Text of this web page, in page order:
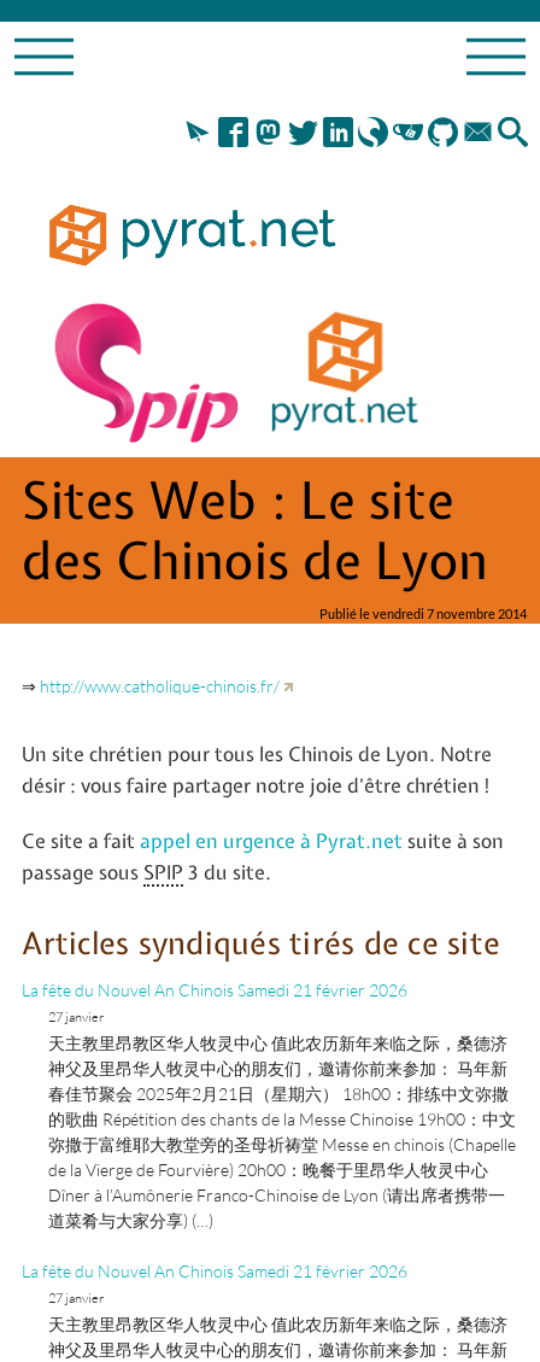
Sites Web : Le site
des Chinois de Lyon
Publié le vendredi 7 novembre 2014
⇒ http://www.catholique-chinois.fr/
Un site chrétien pour tous les Chinois de Lyon. Notre
désir : vous faire partager notre joie d’être chrétien !
Ce site a faitappel en urgence à Pyrat.net suite à son
passage sous SPIP 3 du site.
Articles syndiqués tirés de ce site
La fête du Nouvel An Chinois Samedi 21 février 2026
27 janvier
天主教里昂教区华人牧灵中心 值此农历新年来临之际，桑德济
神父及里昂华人牧灵中心的朋友们，邀请你前来参加： 马年新
春佳节聚会 2025年2月21日（星期六） 18h00：排练中文弥撒
的歌曲 Répétition des chants de la Messe Chinoise 19h00：中文
弥撒于富维耶大教堂旁的圣母祈祷堂 Messe en chinois (Chapelle
de la Vierge de Fourvière) 20h00：晚餐于里昂华人牧灵中心
Dîner à l’Aumônerie Franco-Chinoise de Lyon (请出席者携带一
道菜肴与大家分享) (…)
La fête du Nouvel An Chinois Samedi 21 février 2026
27 janvier
天主教里昂教区华人牧灵中心 值此农历新年来临之际，桑德济
神父及里昂华人牧灵中心的朋友们，邀请你前来参加： 马年新